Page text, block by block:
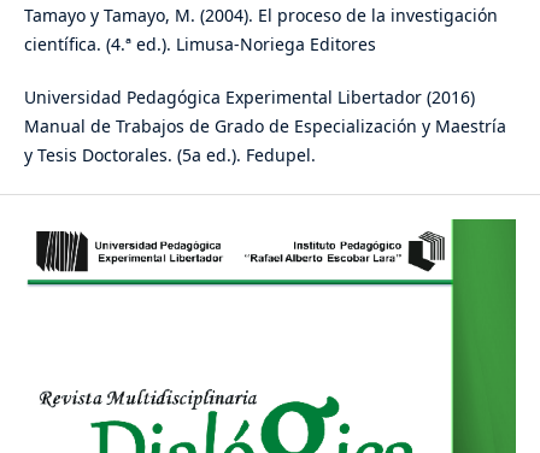
Tamayo y Tamayo, M. (2004). El proceso de la investigación
científica. (4.ª ed.). Limusa-Noriega Editores
Universidad Pedagógica Experimental Libertador (2016)
Manual de Trabajos de Grado de Especialización y Maestría
y Tesis Doctorales. (5a ed.). Fedupel.